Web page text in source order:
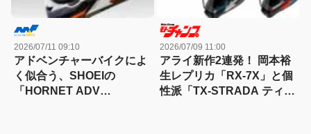
2026/07/11 09:10
アドベンチャーバイクによ
く似合う、SHOEIの
「HORNET ADV
2026/07/09 11:00
アライ新作2連発！ 岡本裕
生レプリカ「RX-7X」と個
性派「TX-STRADA ティラ